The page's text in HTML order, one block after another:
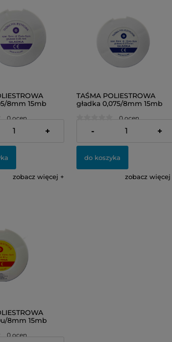
8mm 15mb
0 ocen
+
zobacz więcej
TAŚMA POLIESTROWA
gładka 0,075/8mm 15mb
0 ocen
36,00 zł
- +
do koszyka
zobacz więcej
8mm 15mb
0 ocen